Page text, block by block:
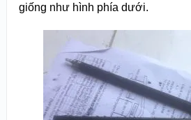
giống như hình phía dưới.